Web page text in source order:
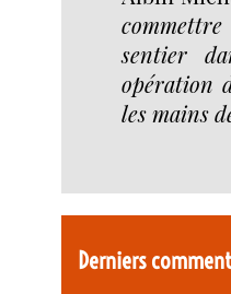
sentier
opération
les mains
Derniers